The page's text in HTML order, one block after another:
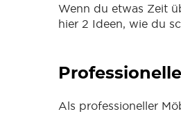
Wenn du etwas Zeit
hier 2 Ideen, wie du
Als professioneller